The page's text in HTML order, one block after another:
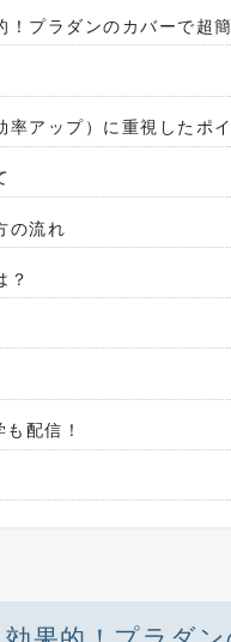
！プラダンのカバーで超
率アップ）に重視したポ
の流れ
？
配信！